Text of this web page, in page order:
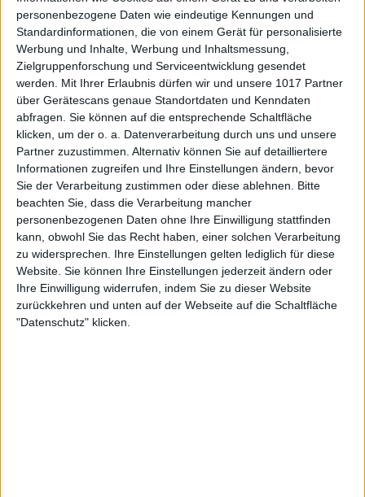
personenbezogene Daten wie eindeutige Kennungen und
Standardinformationen, die von einem Gerät für personalisierte
Werbung und Inhalte, Werbung und Inhaltsmessung,
Zielgruppenforschung und Serviceentwicklung gesendet
werden.
Mit Ihrer Erlaubnis dürfen wir und unsere 1017 Partner
über Gerätescans genaue Standortdaten und Kenndaten
abfragen. Sie können auf die entsprechende Schaltfläche
klicken, um der o. a. Datenverarbeitung durch uns und unsere
Partner zuzustimmen. Alternativ können Sie auf detailliertere
Informationen zugreifen und Ihre Einstellungen ändern, bevor
Sie der Verarbeitung zustimmen oder diese ablehnen.
Bitte
beachten Sie, dass die Verarbeitung mancher
personenbezogenen Daten ohne Ihre Einwilligung stattfinden
kann, obwohl Sie das Recht haben, einer solchen Verarbeitung
zu widersprechen. Ihre Einstellungen gelten lediglich für diese
Website. Sie können Ihre Einstellungen jederzeit ändern oder
Ihre Einwilligung widerrufen, indem Sie zu dieser Website
zurückkehren und unten auf der Webseite auf die Schaltfläche
"Datenschutz" klicken.